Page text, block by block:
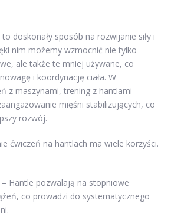
doskonały sposób na rozwijanie siły i
nim możemy wzmocnić nie tylko
ale także te mniej używane, co
i koordynację ciała. W
z maszynami, trening z hantlami
mięśni stabilizujących, co
rozwój.
ćwiczeń na hantlach ma wiele korzyści.
– Hantle pozwalają na stopniowe
co prowadzi do systematycznego